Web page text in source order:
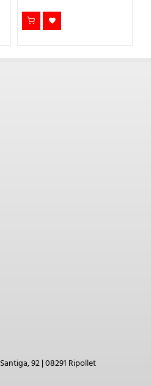
92 | 08291 Ripollet